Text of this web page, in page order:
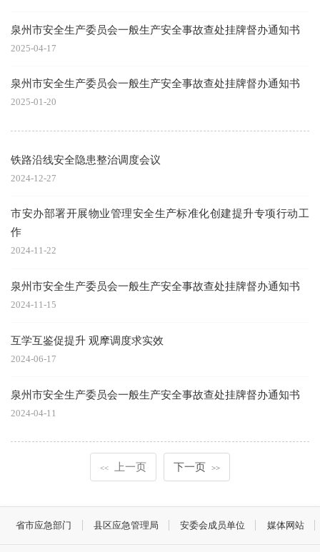
泉州市安全生产委员会一般生产安全事故查处挂牌督办通知书
2025-04-17
泉州市安全生产委员会一般生产安全事故查处挂牌督办通知书
2025-01-20
铁路沿线安全隐患整治调度会议
2024-12-27
市安办部署开展物业管理安全生产标准化创建提升专项行动工
作
2024-11-22
泉州市安全生产委员会一般生产安全事故查处挂牌督办通知书
2024-11-15
互学互鉴促提升 观摩调度求实效
2024-06-17
泉州市安全生产委员会一般生产安全事故查处挂牌督办通知书
2024-04-11
<< 上一页 下一页 >>
省市应急部门 县区应急管理局 安委会成员单位 媒体网站